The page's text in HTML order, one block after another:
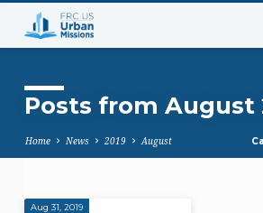
Posts from August
Home News 2019 August
Aug 31, 2019